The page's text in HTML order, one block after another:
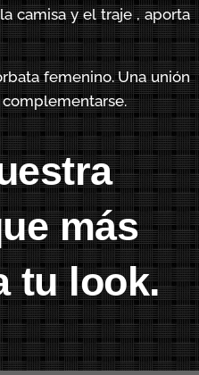
camisa y el traje , aporta
femenino. Una unión
más
tu look.